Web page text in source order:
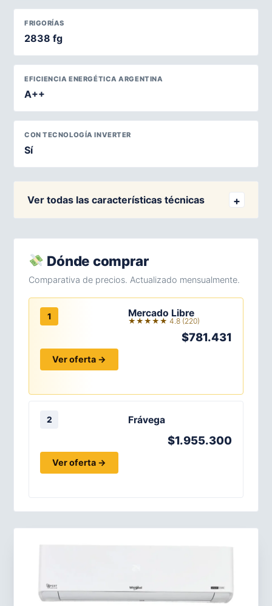
FRIGORÍAS
2838 fg
EFICIENCIA ENERGÉTICA ARGENTINA
A++
CON TECNOLOGÍA INVERTER
Sí
Ver todas las características técnicas
Dónde comprar
Comparativa de precios. Actualizado mensualmente.
1 Mercado Libre
★★★★★ 4.8 (220)
$781.431
Ver oferta →
2 Frávega
$1.955.300
Ver oferta →